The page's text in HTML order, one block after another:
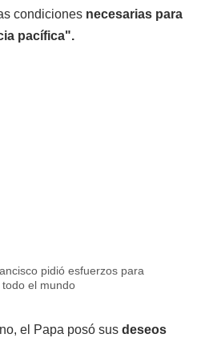
condiciones necesarias para
pacífica".
pidió esfuerzos para
el mundo
el Papa posó sus deseos